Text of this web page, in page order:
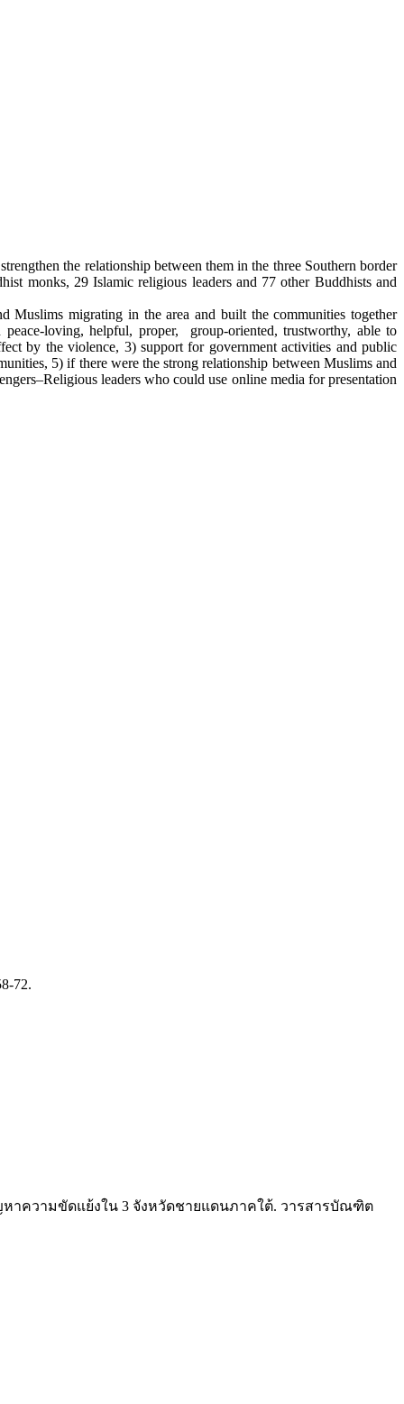
the relationship between them in the three Southern border
monks, 29 Islamic religious leaders and 77 other Buddhists and
Muslims migrating in the area and built the communities together
loving, helpful, proper, group-oriented, trustworthy, able to
by the violence, 3) support for government activities and public
5) if there were the strong relationship between Muslims and
leaders who could use online media for presentation
72.
าความขัดแย้งใน 3 จังหวัดชายแดนภาคใต้. วารสารบัณฑิต